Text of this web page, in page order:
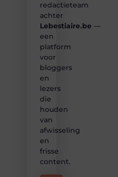
redactieteam
achter
Lebestiaire.be —
een
platform
voor
bloggers
en
lezers
die
houden
van
afwisseling
en
frisse
content.